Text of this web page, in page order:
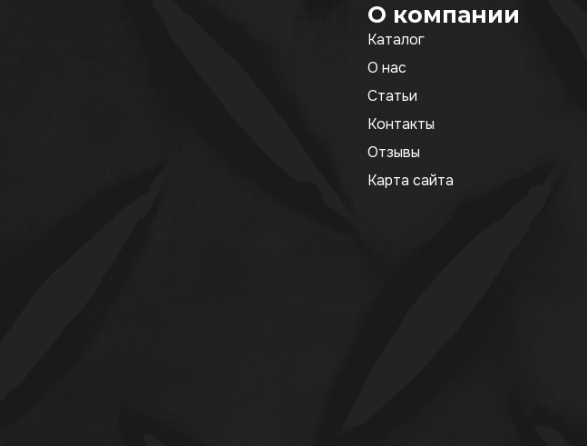
О компании
Каталог
О нас
Статьи
Контакты
Отзывы
Карта сайта